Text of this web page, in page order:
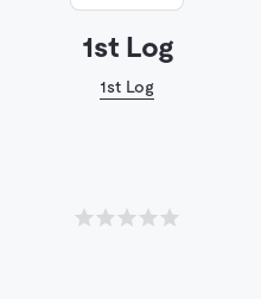
1st Log
1st Log